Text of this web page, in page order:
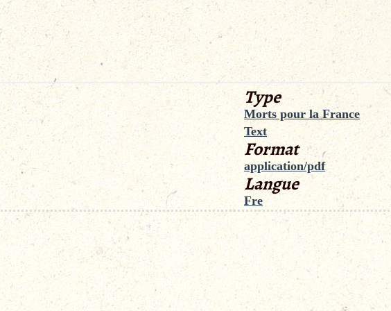
Type
Morts pour la France
Text
Format
application/pdf
Langue
Fre